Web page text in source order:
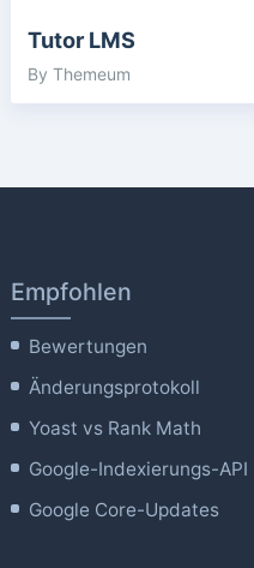
Tutor LMS
By Themeum
Empfohlen
Bewertungen
Änderungsprotokoll
Yoast vs Rank Math
Google-Indexierungs-API
Google Core-Updates